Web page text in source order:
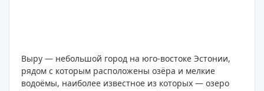
Выру — небольшой город на юго-востоке Эстонии,
рядом с которым расположены озёра и мелкие
водоёмы, наиболее известное из которых — озеро